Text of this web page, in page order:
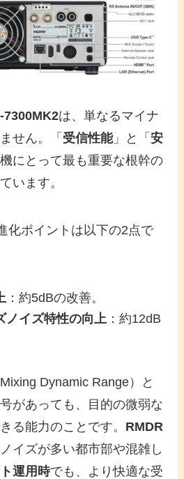
7300MK2は、単なるマイナ
せん。「 受信性能」と「安
にとって最も重要な根幹の
います。
化ポイントは以下の2点で
：約5dBの改善。
ノイズ特性の向上 ：約12dB
Dynamic Range）と
があっても、目的の微弱な
る能力のことです。 RMDR
イズが多い都市部や混雑し
運用時でも、より快適な受